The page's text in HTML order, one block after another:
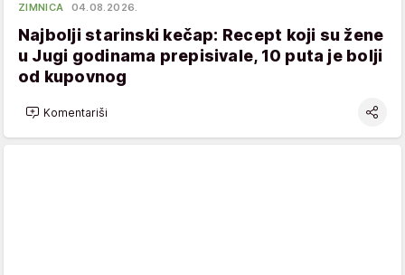
ZIMNICA 04.08.2026.
Najbolji starinski kečap: Recept koji su žene
u Jugi godinama prepisivale, 10 puta je bolji
od kupovnog
Komentariši